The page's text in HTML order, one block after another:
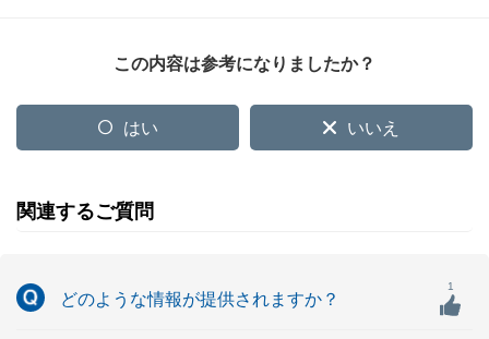
この内容は参考になりましたか？
はい いいえ
関連するご質問
どのような情報が提供されますか？
1